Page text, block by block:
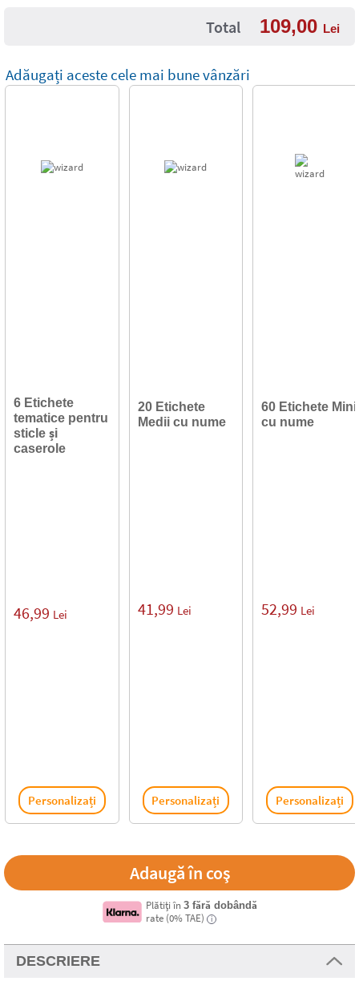
Total 109,00 Lei
Adăugați aceste cele mai bune vânzări
6 Etichete
tematice pentru
sticle și
caserole
46,99 Lei
Personalizați
20 Etichete
Medii cu nume
41,99 Lei
Personalizați
60 Etichete Mini
cu nume
52,99 Lei
Personalizați
Plătiți în 3 fără dobândă
rate (0% TAE) i
DESCRIERE